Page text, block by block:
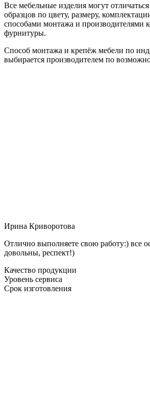
Все мебельные изделия могут
образцов по цвету, размеру,
способами монтажа и производителями
фурнитуры.
Способ монтажа и крепёж мебели по
выбирается производителем по
Ирина Криворотова
Отлично выполняете свою работу:) все
довольны, респект!)
Качество продукции
Уровень сервиса
Срок изготовления